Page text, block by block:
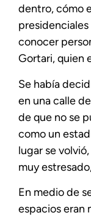
dentro, cómo
presidenciales
conocer
Gortari, quien
Se había
en una calle
de que no se
como un
lugar se
muy
En medio de
espacios eran